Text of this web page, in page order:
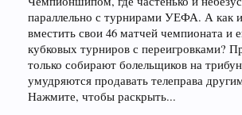
параллельно с турнирами УЕФА. А как
вместить свои 46 матчей чемпионата и
кубковых турниров с переигровками?
только собирают болельщиков на
умудряются продавать телеправа
Нажмите, чтобы раскрыть...